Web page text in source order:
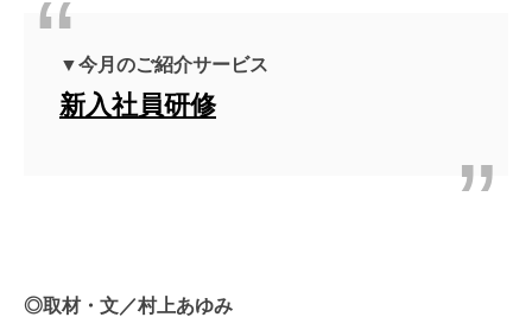
▼今月のご紹介サービス
新入社員研修
◎取材・文／村上あゆみ